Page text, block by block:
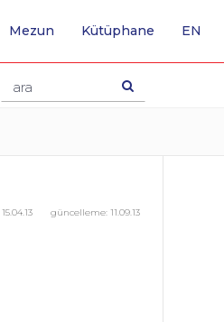
Mezun Kütüphane EN
güncelleme: 11.09.13
15.04.13